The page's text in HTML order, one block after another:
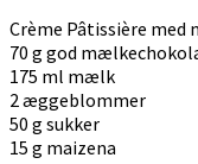
Crème Pâtissière
70 g god
175 ml mælk
2 æggeblommer
50 g sukker
15 g maizena